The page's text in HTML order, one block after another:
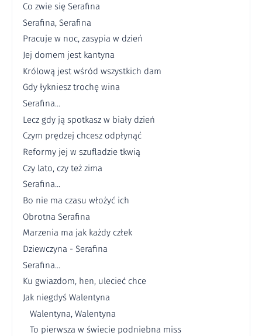
Co zwie się Serafina
Serafina, Serafina
Pracuje w noc, zasypia w dzień
Jej domem jest kantyna
Królową jest wśród wszystkich dam
Gdy łykniesz trochę wina
Serafina...
Lecz gdy ją spotkasz w biały dzień
Czym prędzej chcesz odpłynąć
Reformy jej w szufladzie tkwią
Czy lato, czy też zima
Serafina...
Bo nie ma czasu włożyć ich
Obrotna Serafina
Marzenia ma jak każdy człek
Dziewczyna - Serafina
Serafina...
Ku gwiazdom, hen, ulecieć chce
Jak niegdyś Walentyna
Walentyna, Walentyna
To pierwsza w świecie podniebna miss